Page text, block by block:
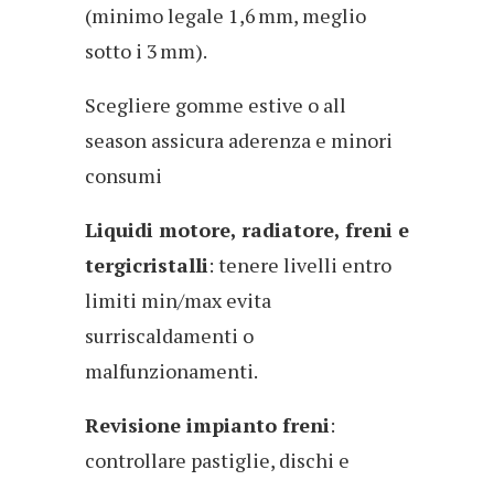
(minimo legale 1,6 mm, meglio
sotto i 3 mm).
Scegliere gomme estive o all
season assicura aderenza e minori
consumi
Liquidi motore, radiatore, freni e
tergicristalli: tenere livelli entro
limiti min/max evita
surriscaldamenti o
malfunzionamenti.
Revisione impianto freni:
controllare pastiglie, dischi e